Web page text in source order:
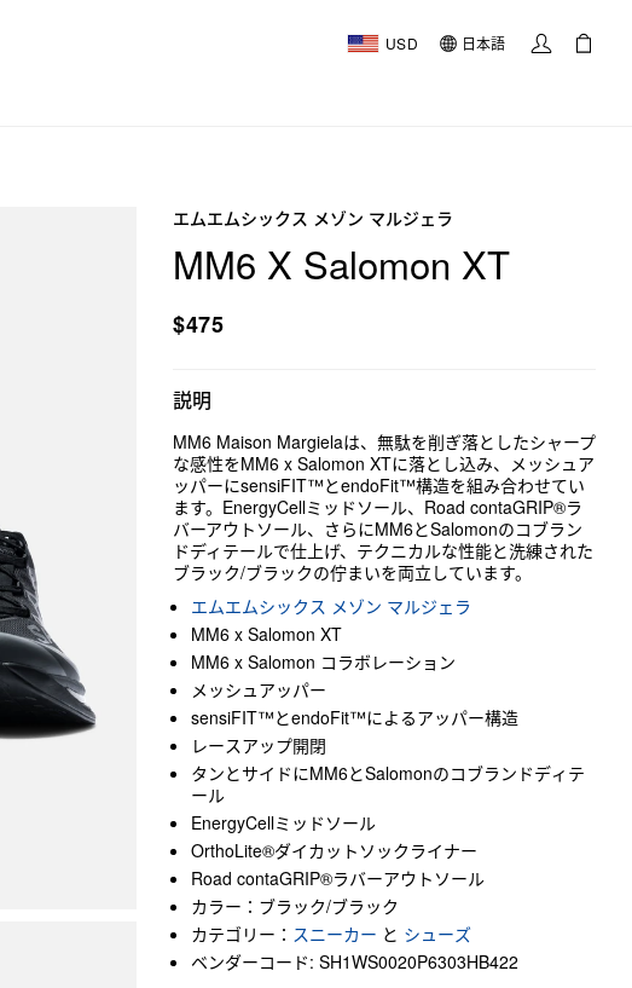
USD 日本語
エムエムシックス メゾン マルジェラ
MM6 X Salomon XT
$475
説明
MM6 Maison Margielaは、無駄を削ぎ落としたシャープ
な感性をMM6 x Salomon XTに落とし込み、メッシュア
ッパーにsensiFIT™とendoFit™構造を組み合わせてい
ます。EnergyCellミッドソール、Road contaGRIP®ラ
バーアウトソール、さらにMM6とSalomonのコブラン
ドディテールで仕上げ、テクニカルな性能と洗練された
ブラック/ブラックの佇まいを両立しています。
エムエムシックス メゾン マルジェラ
MM6 x Salomon XT
MM6 x Salomon コラボレーション
メッシュアッパー
sensiFIT™とendoFit™によるアッパー構造
レースアップ開閉
タンとサイドにMM6とSalomonのコブランドディテ
ール
EnergyCellミッドソール
OrthoLite®ダイカットソックライナー
Road contaGRIP®ラバーアウトソール
カラー：ブラック/ブラック
カテゴリー： スニーカー と シューズ
ベンダーコード: SH1WS0020P6303HB422